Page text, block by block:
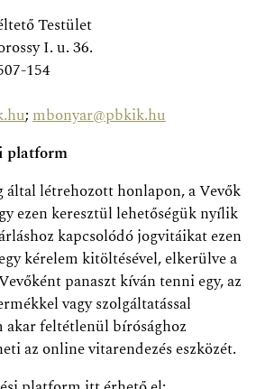
Testület
I. u. 36.
154
;mbonyar@pbkik.hu
platform
létrehozott honlapon, a Vevők
ezen keresztül lehetőségük nyílik
kapcsolódó jogvitáikat ezen
kérelem kitöltésével, elkerülve a
panaszt kíván tenni egy, az
vagy szolgáltatással
akar feltétlenül bírósághoz
az online vitarendezés eszközét.